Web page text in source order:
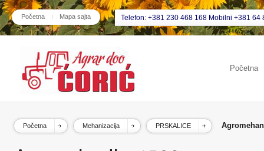
Početna Mapa sajta Telefon: +381 230 468 168 Mobilni +381 64
Početna
Početna Mehanizacija PRSKALICE